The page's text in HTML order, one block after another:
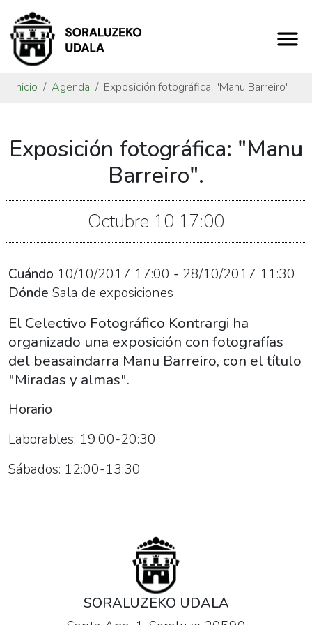
Inicio Agenda Exposición fotográfica: "Manu Barreiro".
fotografica-
manu-
Exposición
"Manu
2017-
10-
10T19:00:00+02:00
10-
28T13:30:00+02:00
Celectivo
Kontrargi
ha
Exposición fotográfica: "Manu
Barreiro".
Octubre 10 17:00
Cuándo 10/10/2017 17:00 - 28/10/2017 11:30
Dónde Sala de exposiciones
El Celectivo Fotográfico Kontrargi ha
organizado una exposición con fotografías
del beasaindarra Manu Barreiro, con el título
"Miradas y almas".
Horario
Laborables: 19:00-20:30
Sábados: 12:00-13:30
SORALUZEKO UDALA